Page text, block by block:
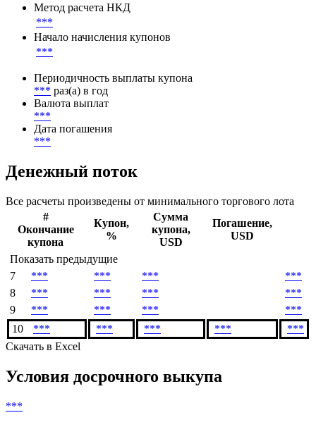
Метод расчета НКД
***
Начало начисления купонов
***
Периодичность выплаты купона
*** раз(а) в год
Валюта выплат
***
Дата погашения
***
Денежный поток
Все расчеты произведены от минимального торгового лота
#
Окончание
купона
Купон,
%
Сумма
купона,
USD
Погашение,
USD
Показать предыдущие
7
*** *** ***
***
8
*** *** ***
***
9
*** *** ***
***
10
*** *** *** ***
***
Скачать в Excel
Условия досрочного выкупа
***